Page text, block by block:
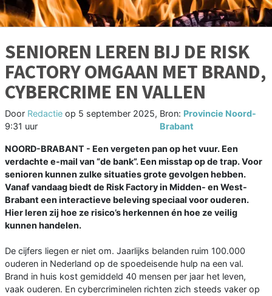
SENIOREN LEREN BIJ DE RISK
FACTORY OMGAAN MET BRAND,
CYBERCRIME EN VALLEN
Door Redactie op 5 september 2025,
9:31 uur
Bron: Provincie Noord-
Brabant
NOORD-BRABANT - Een vergeten pan op het vuur. Een
verdachte e-mail van “de bank”. Een misstap op de trap. Voor
senioren kunnen zulke situaties grote gevolgen hebben.
Vanaf vandaag biedt de Risk Factory in Midden- en West-
Brabant een interactieve beleving speciaal voor ouderen.
Hier leren zij hoe ze risico’s herkennen én hoe ze veilig
kunnen handelen.
De cijfers liegen er niet om. Jaarlijks belanden ruim 100.000
ouderen in Nederland op de spoedeisende hulp na een val.
Brand in huis kost gemiddeld 40 mensen per jaar het leven,
vaak ouderen. En cybercriminelen richten zich steeds vaker op